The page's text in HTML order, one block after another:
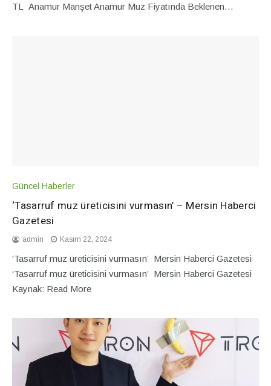
TL Anamur Manşet Anamur Muz Fiyatında Beklenen…
Güncel Haberler
‘Tasarruf muz üreticisini vurmasın’ – Mersin Haberci
Gazetesi
admin Kasım 22, 2024
‘Tasarruf muz üreticisini vurmasın’ Mersin Haberci Gazetesi
‘Tasarruf muz üreticisini vurmasın’ Mersin Haberci Gazetesi
Kaynak: Read More